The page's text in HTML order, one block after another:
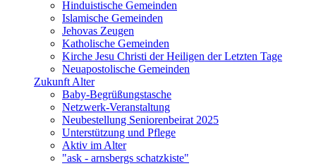
Hinduistische Gemeinden
Islamische Gemeinden
Jehovas Zeugen
Katholische Gemeinden
Kirche Jesu Christi der Heiligen der Letzten Tage
Neuapostolische Gemeinden
Zukunft Alter
Baby-Begrüßungstasche
Netzwerk-Veranstaltung
Neubestellung Seniorenbeirat 2025
Unterstützung und Pflege
Aktiv im Alter
"ask - arnsbergs schatzkiste"